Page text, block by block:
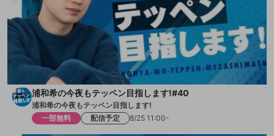
浦和希の今夜もテッペン目指します!#40
浦和希の今夜もテッペン目指します!
一部無料
配信予定 8/25 11:00-